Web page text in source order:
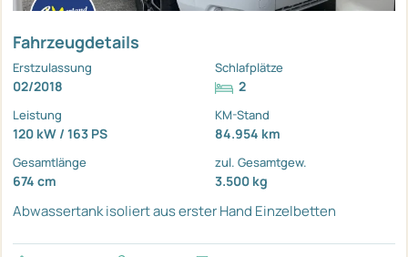
Fahrzeugdetails
Erstzulassung
02/2018
Schlafplätze
2
Leistung
120 kW / 163 PS
KM-Stand
84.954 km
Gesamtlänge
674 cm
zul. Gesamtgew.
3.500 kg
Abwassertank isoliertaus erster Hand Einzelbetten